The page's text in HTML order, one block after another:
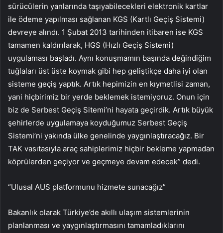
sürücülerin yanlarında taşıyabilecekleri elektronik kartlar
ile ödeme yapılması sağlanan KGS (Kartlı Geçiş Sistemi)
devreye alındı. 1 Şubat 2013 tarihinden itibaren ise KGS
tamamen kaldırılarak, HGS (Hızlı Geçiş Sistemi)
uygulaması başladı. Aynı konuşmamın başında değindiğim
tuğlaları üst üste koymak gibi hep geliştikçe daha iyi olan
sisteme geçiş yaptık. Artık hepimizin en kıymetlisi zaman,
yani hiçbirimiz bir yerde beklemek istemiyoruz. Onun için
biz de Serbest Geçiş Sitemi’ni hayata geçirdik. Artık büyük
şehirlerde uygulamaya koyduğumuz Serbest Geçiş
Sistemi’ni yakında ülke genelinde yaygınlaştıracağız. Bir
TAK vasıtasıyla araç sahiplerimiz hiçbir bekleme yapmadan
köprülerden geçiyor ve geçmeye devam edecek” dedi.
“Ulusal AUS platformunu hizmete sunacağız”
Bakanlık olarak Türkiye’de akıllı ulaşım sistemlerinin
planlanması ve yaygınlaştırmasını tamamladıklarını